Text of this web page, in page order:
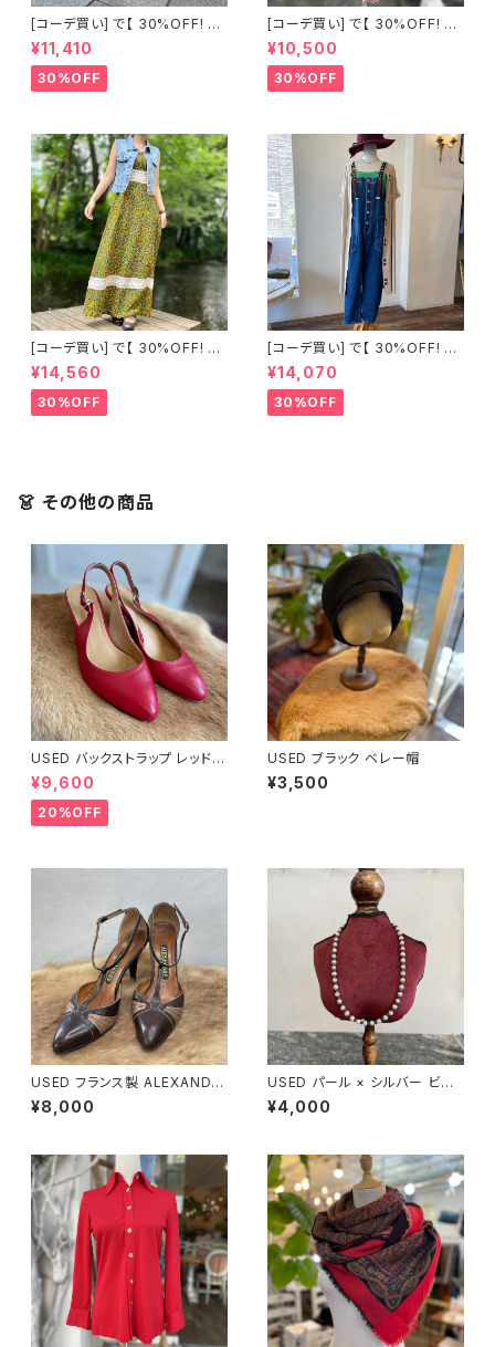
[コーデ買い] で【 30%OFF! 】2
点 フランス古着 ペイズリー柄ノ
ースリーブワンピース ＋ バック
ボタンベルト付きデニムジャケッ
ト
¥11,410
30%OFF
[コーデ買い] で【 30%OFF! 】2
点 古着 THE Billy ブラック フ
リンジベスト +フランス古着 チ
ェック柄 プリーツスカート
¥10,500
30%OFF
[コーデ買い] で【 30%OFF! 】2
点 フランス古着 小花柄レースマ
キシ丈ノースリーブワンピース
+ ストーンウォッシュ デニムベス
ト
¥14,560
30%OFF
[コーデ買い] で【 30%OFF! 】3
点 古着 ベージュワンピース
+イタリア製 コットンビスチェ＜
グリーン＞ + ブラウンベルト サ
ロペット
¥14,070
30%OFF
👗 その他の商品
USED バックストラップ レッド
パンプス
¥9,600
20%OFF
USED ブラック ベレー帽
¥3,500
USED フランス製 ALEXANDE
R 本革 ストラップパンプス
¥8,000
USED パール × シルバー ビー
ズネックレス
¥4,000